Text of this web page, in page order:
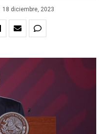
18 diciembre, 2023